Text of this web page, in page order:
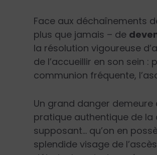
Face aux déchaînements
plus que jamais – de
la résolution vigoureuse
de l’accueillir en son sein
communion fréquente,
Un grand danger
pratique authentique de la
supposant… qu’on en
splendide visage de